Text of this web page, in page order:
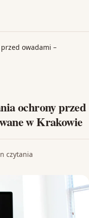
owadami –
ochrony przed
w Krakowie
czytania